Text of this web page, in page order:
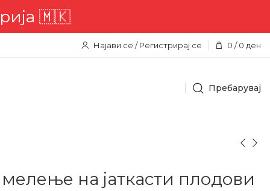
🇲🇰
Најави се / Регистрирај се 0 / 0 ден
Пребарувај
на јаткасти плодови